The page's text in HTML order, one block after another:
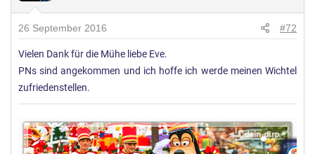
26 September 2016 #72
Vielen Dank für die Mühe liebe Eve.
PNs sind angekommen und ich hoffe ich werde meinen Wichtel
zufriedenstellen.